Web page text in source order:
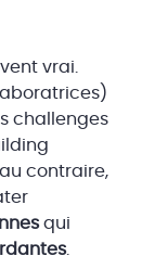
vrai.
challenges
contraire,
qui
.